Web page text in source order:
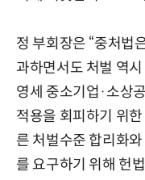
정 부회장은 “중처법
과하면서도 처벌 역
영세 중소기업·소상
적용을 회피하기 위
른 처벌수준 합리화
를 요구하기 위해 헌